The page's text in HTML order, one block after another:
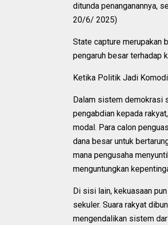
ditunda penanganannya,
20/6/ 2025)
State capture merupakan
pengaruh besar terhadap
Ketika Politik Jadi
Dalam sistem demokrasi
pengabdian kepada
modal. Para calon
dana besar untuk
mana pengusaha
menguntungkan
Di sisi lain, kekuasaan
sekuler. Suara rakyat
mengendalikan sistem